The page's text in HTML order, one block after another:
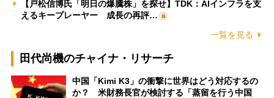
【戸松信博氏「明日の爆騰株」を探せ】TDK：AIインフラを支
えるキープレーヤー 成長の再評…
一覧を見る
田代尚機のチャイナ・リサーチ
中国「Kimi K3」の衝撃に世界はどう対応するの
か？ 米財務長官が検討する「蒸留を行う中国